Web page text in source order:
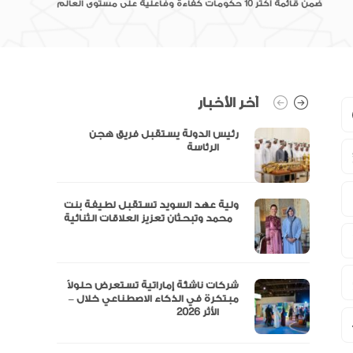
ضمن قائمة أكثر 10 حكومات كفاءة وفاعلية على مستوى العالم
آخر الأخبار
رئيس الدولة يستقبل فريق هجن
ولية عهد السويد تستقبل لطيفة بنت
شركات ناشئة إماراتية تستعرض حلولاً
مبتكرة في الذكاء الاصطناعي خلال –